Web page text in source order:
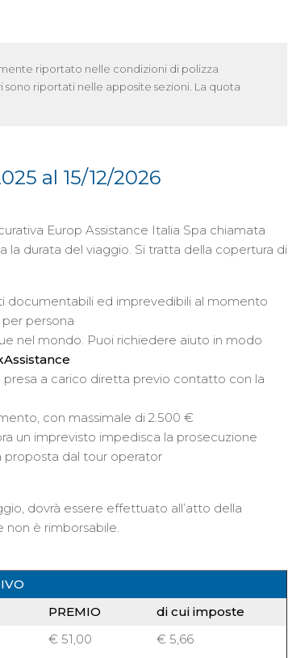
riportato nelle condizioni di polizza
sono riportati nelle apposite sezioni. La quota
al 15/12/2026
Europ Assistance Italia Spa chiamata
durata del viaggio. Si tratta della copertura di
documentabili ed imprevedibili al momento
persona
nel mondo. Puoi richiedere aiuto in modo
a carico diretta previo contatto con la
con massimale di 2.500 €
un imprevisto impedisca la prosecuzione
proposta dal tour operator
dovrà essere effettuato all’atto della
non è rimborsabile.
PREMIO
di cui imposte
€ 51,00
€ 5,66